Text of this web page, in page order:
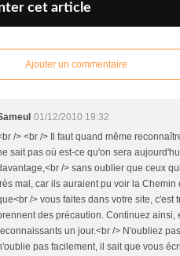
cet article
Ajouter un commentaire
01/12/2010 19:32
/> <br /> Il faut quand même
sait pas où est-ce qu'on sera
/> sans oublier que ceux
mal, car ils auraient pu voir la
/> vous faites dans votre site,
des précaution. Continuez ainsi,
un jour.<br /> N'oubliez
pas facilement, il sait que vous